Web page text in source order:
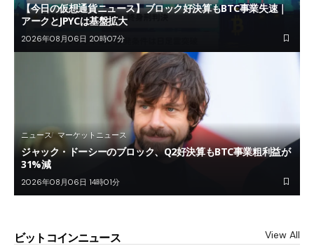
【今日の仮想通貨ニュース】ブロック好決算もBTC事業失速｜
アークとJPYCは基盤拡大
2026年08月06日 20時07分
ニュース マーケットニュース
ジャック・ドーシーのブロック、Q2好決算もBTC事業粗利益が
31%減
2026年08月06日 14時01分
ビットコインニュース View All